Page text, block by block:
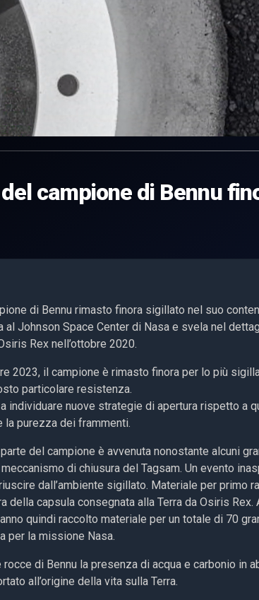
campione di Bennu
di Bennu rimasto finora sigillato nel suo
Johnson Space Center di Nasa e svela nel
Rex nell’ottobre 2020.
2023, il campione è rimasto finora per lo più
particolare resistenza.
individuare nuove strategie di apertura rispetto a
la purezza dei frammenti.
del campione è avvenuta nonostante alcuni
di chiusura del Tagsam. Un evento
dall’ambiente sigillato. Materiale per primo
della capsula consegnata alla Terra da Osiris Rex.
quindi raccolto materiale per un totale di 70
per la missione Nasa.
di Bennu la presenza di acqua e carbonio in
all’origine della vita sulla Terra.